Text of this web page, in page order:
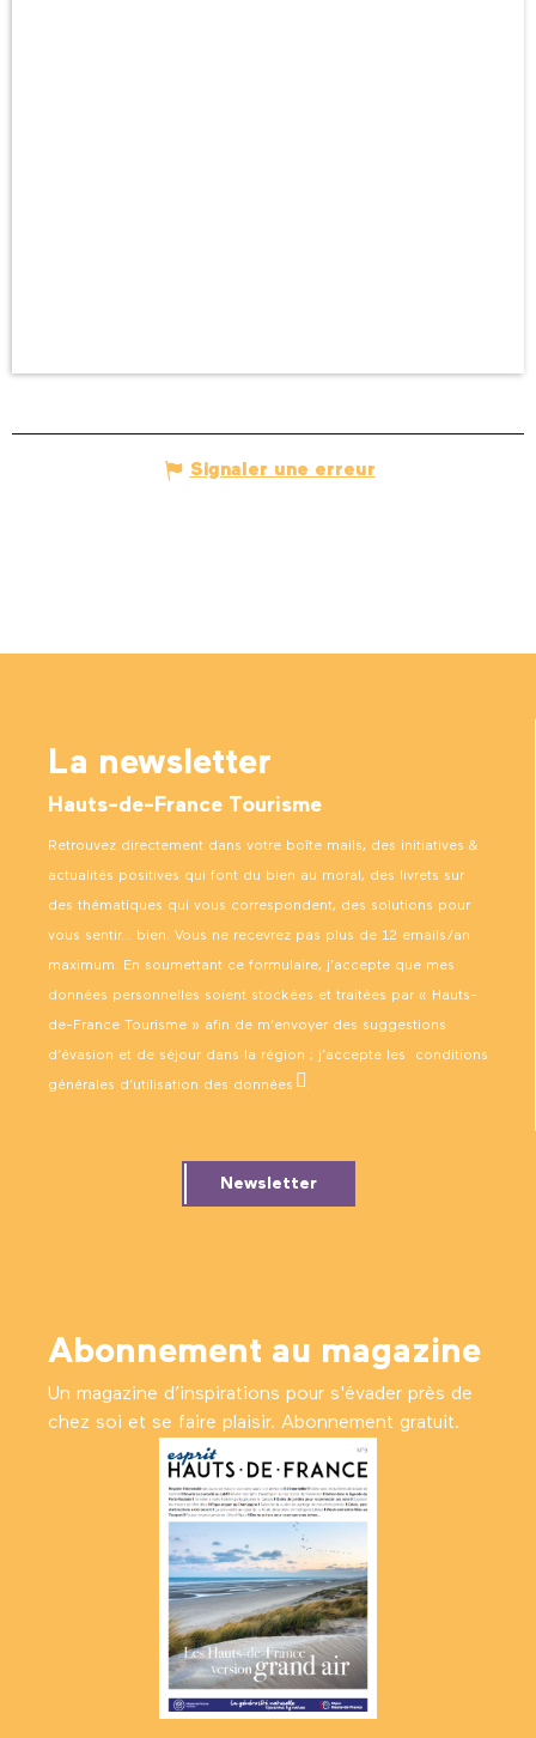
Signaler une erreur
La newsletter
Hauts-de-France Tourisme
Retrouvez directement dans votre boîte mails, des initiatives &
actualités positives qui font du bien au moral, des livrets sur
des thématiques qui vous correspondent, des solutions pour
vous sentir… bien. Vous ne recevrez pas plus de 12 emails/an
maximum. En soumettant ce formulaire, j’accepte que mes
données personnelles soient stockées et traitées par « Hauts-
de-France Tourisme » afin de m’envoyer des suggestions
d’évasion et de séjour dans la région ; j’accepte les conditions
générales d’utilisation des données .
Newsletter
Abonnement au magazine
Un magazine d’inspirations pour s'évader près de
chez soi et se faire plaisir. Abonnement gratuit.